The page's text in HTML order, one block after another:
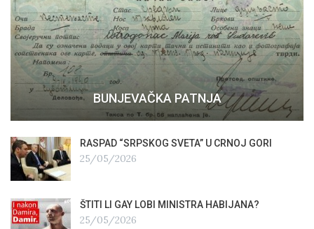
BUNJEVAČKA PATNJA
RASPAD “SRPSKOG SVETA” U CRNOJ GORI
25/05/2026
ŠTITI LI GAY LOBI MINISTRA HABIJANA?
25/05/2026